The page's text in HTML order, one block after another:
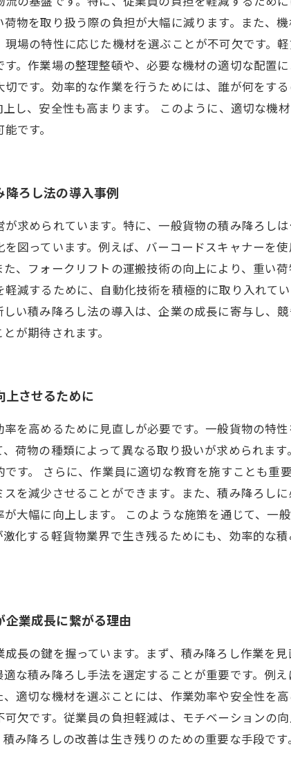
物を取り扱う際の負担が大幅に減ります。また、
場の特性に応じた機材を選ぶことが不可欠です。
。作業場の整理整頓や、必要な機材の適切な配置
です。効率的な作業を行うためには、誰が何をす
し、安全性も高まります。 このように、適切な機
です。
ろし法の導入事例
求められています。特に、一般貨物の積み降ろし
図っています。例えば、バーコードスキャナーを
、フォークリフトの運搬技術の向上により、重い
減するために、自動化技術を積極的に取り入れて
い積み降ろし法の導入は、企業の成長に寄与し、
が期待されます。
上させるために
を高めるために見直しが必要です。一般貨物の特
荷物の種類によって異なる取り扱いが求められま
す。 さらに、作業員に適切な教育を施すことも重
を減少させることができます。また、積み降ろし
大幅に向上します。 このような施策を通じて、一
化する軽貨物業界で生き残るためにも、効率的な
業成長に繋がる理由
長の鍵を握っています。まず、積み降ろし作業を
な積み降ろし手法を選定することが重要です。例
適切な機材を選ぶことには、作業効率や安全性を
欠です。従業員の負担軽減は、モチベーションの
み降ろしの改善は生き残りのための重要な手段で